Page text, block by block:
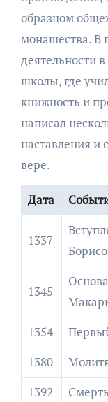
образцом
монашества. В
деятельности
школы, где
книжность и
написал
наставления и
вере.
Дата
1337
1345
1354
1380
1392
Смерть